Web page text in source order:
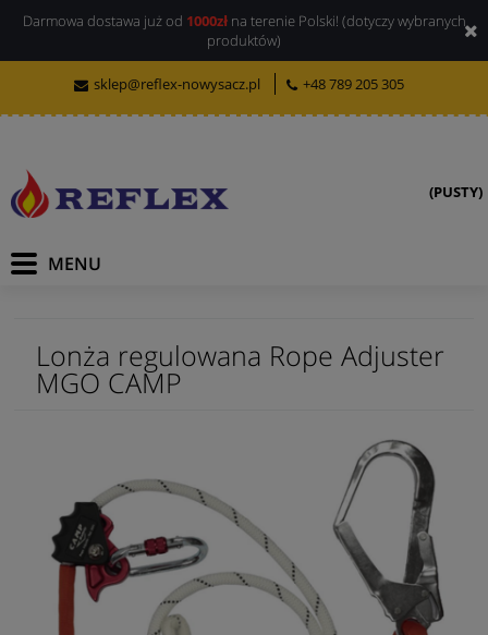
Darmowa dostawa już od 1000złna terenie Polski! (dotyczy wybranych
produktów)
sklep@reflex-nowysacz.pl +48 789 205 305
(PUSTY)
Lonża regulowana Rope Adjuster
MGO CAMP